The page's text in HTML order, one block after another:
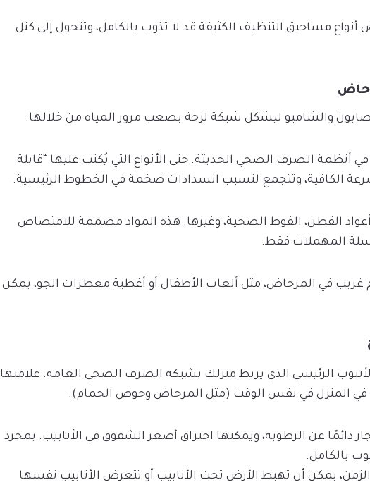
مساحيق التنظيف الكثيفة قد لا تذوب بالكامل، وتتحول إلى كتل
في أنظمة الصرف الصحي الحديثة. حتى الأنواع التي يُكتب عليها “قابلة
القطن، الفوط الصحية، وغيرها. هذه المواد مصممة للامتصاص
سلة المهملات فقط.
في المرحاض، مثل ألعاب الأطفال أو أغطية معطرات الجو، يمكن
الرئيسي الذي يربط منزلك بشبكة الصرف الصحي العامة. علامتها
في المنزل في نفس الوقت (مثل المرحاض وحوض الحمام).
دائمًا عن الرطوبة، ويمكنها اختراق أصغر الشقوق في الأنابيب. بمجرد
بالكامل.
يمكن أن تهبط الأرض تحت الأنابيب أو تتعرض الأنابيب نفسها